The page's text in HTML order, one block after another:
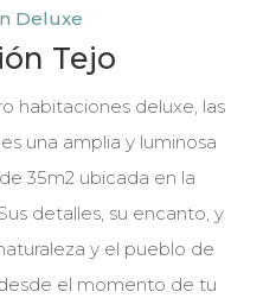
Deluxe
Tejo
habitaciones deluxe, las
una amplia y luminosa
35m2 ubicada en la
detalles, su encanto, y
y el pueblo de
el momento de tu